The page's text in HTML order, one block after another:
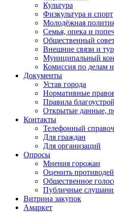
Культура
Физкультура и спорт
Молодёжная
Семья, опека и
Общественный
Внешние связи и
Муниципальный
Комиссия по делам
Документы
Устав города
Нормативные
Правила
Открытые данные,
Контакты
Телефонный
Для граждан
Для организаций
Опросы
Мнения горожан
Оценить
Общественное
Публичные
Витрина закупок
Амаркет